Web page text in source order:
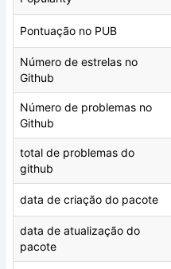
Pontuação no PUB
Número de estrelas no
Github
Número de problemas no
Github
total de problemas do
github
data de criação do pacote
data de atualização do
pacote